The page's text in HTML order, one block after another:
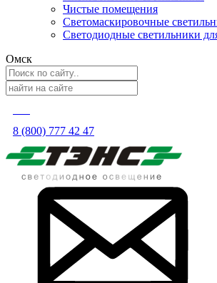
Чистые помещения
Светомаскировочные
Светодиодные светильники
Омск
8 (800) 777 42 47